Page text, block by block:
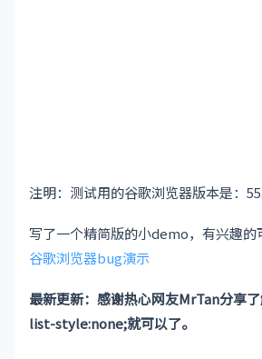
注明：测试用的谷歌浏览器版本是：
写了一个精简版的小demo，有兴趣的
谷歌浏览器bug演示
最新更新：感谢热心网友MrTan分享
list-style:none;就可以了。